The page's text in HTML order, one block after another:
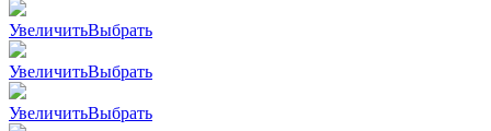
УвеличитьВыбрать
УвеличитьВыбрать
УвеличитьВыбрать